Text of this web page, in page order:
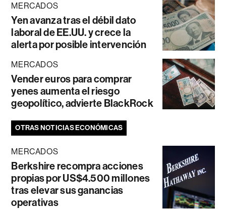
MERCADOS
Yen avanza tras el débil dato
laboral de EE.UU. y crece la
alerta por posible intervención
MERCADOS
Vender euros para comprar
yenes aumenta el riesgo
geopolítico, advierte BlackRock
OTRAS NOTICIAS ECONÓMICAS
MERCADOS
Berkshire recompra acciones
propias por US$4.500 millones
tras elevar sus ganancias
operativas